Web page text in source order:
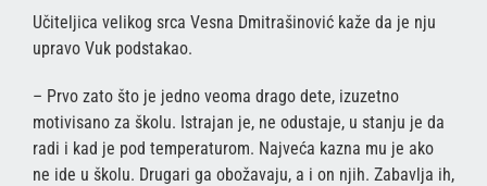
Učiteljica velikog srca Vesna Dmitrašinović kaže da je nju
upravo Vuk podstakao.
– Prvo zato što je jedno veoma drago dete, izuzetno
motivisano za školu. Istrajan je, ne odustaje, u stanju je da
radi i kad je pod temperaturom. Najveća kazna mu je ako
ne ide u školu. Drugari ga obožavaju, a i on njih. Zabavlja ih,